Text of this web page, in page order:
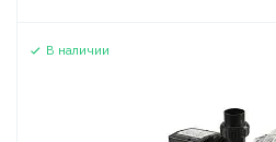
В наличии